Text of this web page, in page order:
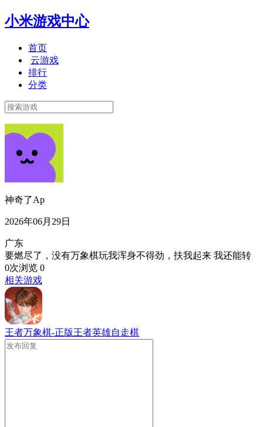
小米游戏中心
首页
云游戏
排行
分类
神奇了Ap
2026年06月29日
广东
要燃尽了，没有万象棋玩我浑身不得劲，扶我起来 我还能转
0次浏览 0
相关游戏
王者万象棋-正版王者英雄自走棋